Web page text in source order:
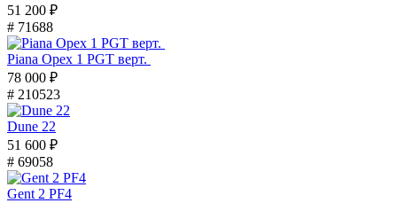
51 200 ₽
# 71688
Piana Орех 1 PGT верт.
78 000 ₽
# 210523
Dune 22
51 600 ₽
# 69058
Gent 2 PF4